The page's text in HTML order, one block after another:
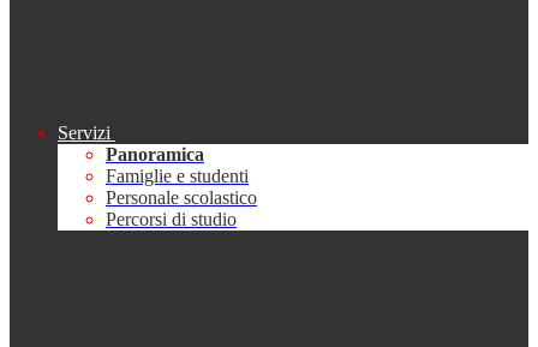
Servizi
Panoramica
Famiglie e studenti
Personale scolastico
Percorsi di studio